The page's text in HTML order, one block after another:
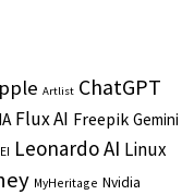
Artlist ChatGPT
Flux AI Freepik Gemini
Leonardo AI Linux
MyHeritage Nvidia